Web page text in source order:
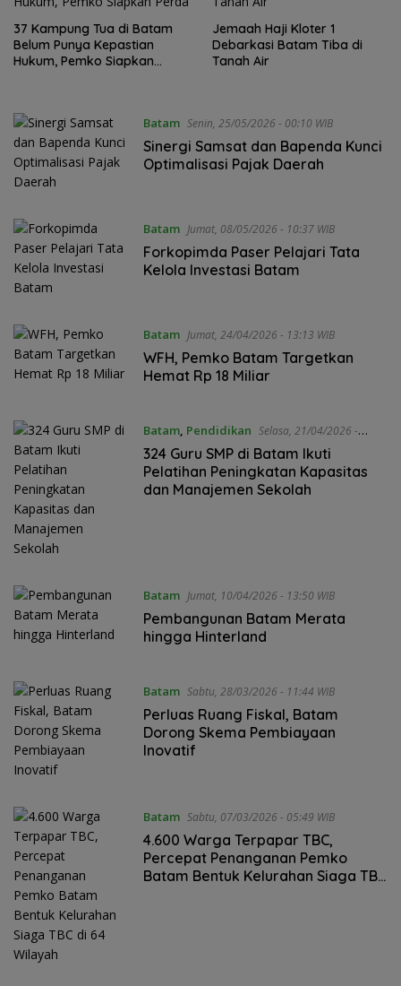
37 Kampung Tua di Batam
Belum Punya Kepastian
Hukum, Pemko Siapkan
Jemaah Haji Kloter 1
Debarkasi Batam Tiba di
Tanah Air
Batam Senin, 25/05/2026 - 00:10 WIB
Sinergi Samsat dan Bapenda Kunci
Optimalisasi Pajak Daerah
Batam Jumat, 08/05/2026 - 10:37 WIB
Forkopimda Paser Pelajari Tata
Kelola Investasi Batam
Batam Jumat, 24/04/2026 - 13:13 WIB
WFH, Pemko Batam Targetkan
Hemat Rp 18 Miliar
Batam, Pendidikan Selasa, 21/04/2026 -
13:25 WIB
324 Guru SMP di Batam Ikuti
Pelatihan Peningkatan Kapasitas
dan Manajemen Sekolah
Batam Jumat, 10/04/2026 - 13:50 WIB
Pembangunan Batam Merata
hingga Hinterland
Batam Sabtu, 28/03/2026 - 11:44 WIB
Perluas Ruang Fiskal, Batam
Dorong Skema Pembiayaan
Inovatif
Batam Sabtu, 07/03/2026 - 05:49 WIB
4.600 Warga Terpapar TBC,
Percepat Penanganan Pemko
Batam Bentuk Kelurahan Siaga TBC